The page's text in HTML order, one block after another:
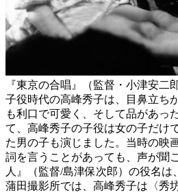
『東京の合唱』（監督・小津安二
子役時代の高峰秀子は、目鼻立ち
も利口で可愛く、そして品があっ
て、高峰秀子の子役は女の子だけ
た男の子も演じました。当時の映
詞を言うことがあっても、声が聞
人』（監督/島津保次郎）の役名は
蒲田撮影所では、高峰秀子は〈秀